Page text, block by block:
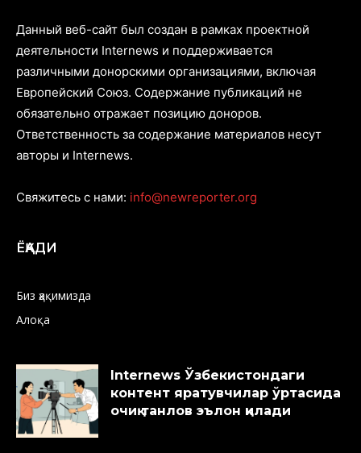
Данный веб-сайт был создан в рамках проектной
деятельности Internews и поддерживается
различными донорскими организациями, включая
Европейский Союз. Содержание публикаций не
обязательно отражает позицию доноров.
Ответственность за содержание материалов несут
авторы и Internews.
Свяжитесь с нами: info@newreporter.org
ЁҚАДИ
Биз ҳақимизда
Алоқа
Internews Ўзбекистондаги
контент яратувчилар ўртасида
очиқ танлов эълон қилади